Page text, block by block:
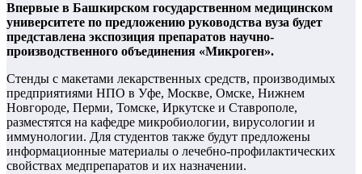
Впервые в Башкирском государственном медицинском
университете по предложению руководства вуза будет
представлена экспозиция препаратов научно-
производственного объединения «Микроген».
Стенды с макетами лекарственных средств, производимых
предприятиями НПО в Уфе, Москве, Омске, Нижнем
Новгороде, Перми, Томске, Иркутске и Ставрополе,
разместятся на кафедре микробиологии, вирусологии и
иммунологии. Для студентов также будут предложены
информационные материалы о лечебно-профилактических
свойствах медпрепаратов и их назначении.